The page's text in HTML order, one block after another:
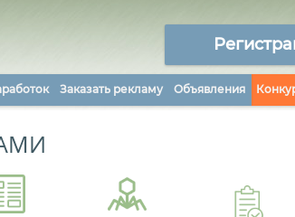
Заказать рекламу Объявления